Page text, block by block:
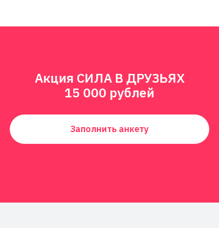
Акция СИЛА В ДРУЗЬЯХ
15 000 рублей
Заполнить анкету